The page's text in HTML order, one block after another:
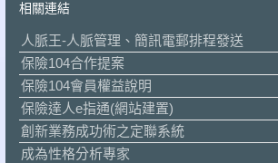
相關連結
人脈王-人脈管理、簡訊電郵排程發送
保險104合作提案
保險104會員權益說明
保險達人e指通(網站建置)
創新業務成功術之定聯系統
成為性格分析專家